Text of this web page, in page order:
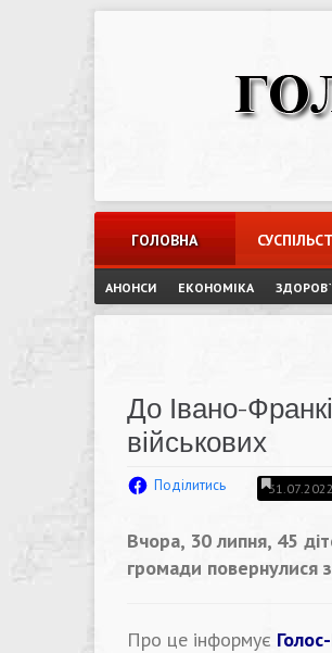
ГОЛОВНА
АНОНСИ ЕКОНОМІКА
До Івано-
військових
Поділитись 31.07.2022
Вчора, 30 липня, 45
громади повернулися
Про це інформує